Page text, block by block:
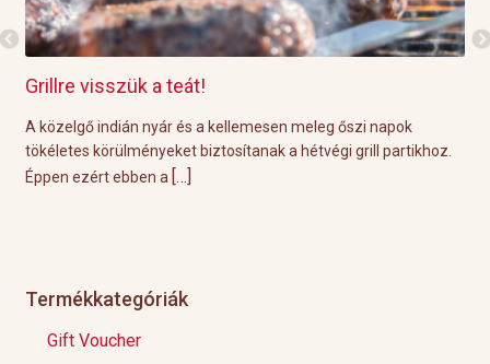
Grillre visszük a teát!
A közelgő indián nyár és a kellemesen meleg őszi napok
tökéletes körülményeket biztosítanak a hétvégi grill partikhoz.
Éppen ezért ebben a […]
Termékkategóriák
Gift Voucher